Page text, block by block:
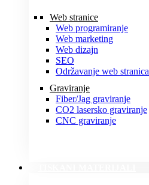
Web stranice
Web programiranje
Web marketing
Web dizajn
SEO
Održavanje web stranica
Graviranje
Fiber/Jag graviranje
CO2 lasersko graviranje
CNC graviranje